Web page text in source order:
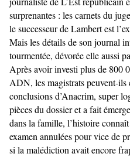
surprenantes : les carnets du
le successeur de Lambert est
Mais les détails de son journal
tourmentée, dévorée elle aussi
Après avoir investi plus de 800
ADN, les magistrats peuvent-
conclusions d’Anacrim, super
pièces du dossier et a fait
dans la famille, l’histoire
examen annulées pour vice de
si la malédiction avait encore